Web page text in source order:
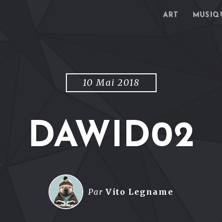
ART
10 Mai 2018
DAWID02
ParVito Legname